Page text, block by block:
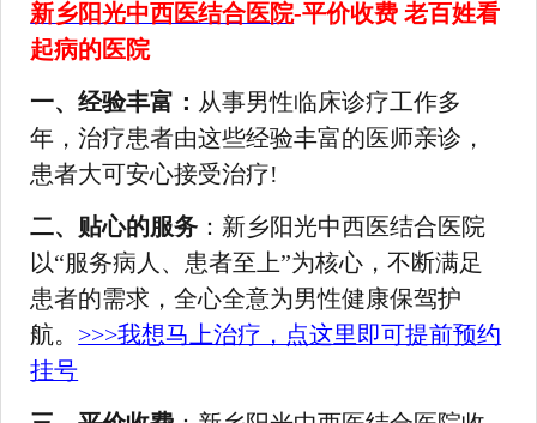
新乡阳光中西医结合医院-平价收费 老百姓看
起病的医院
一、经验丰富： 从事男性临床诊疗工作多
年，治疗患者由这些经验丰富的医师亲诊，
患者大可安心接受治疗!
二、贴心的服务 ：新乡阳光中西医结合医院
以“服务病人、患者至上”为核心，不断满足
患者的需求，全心全意为男性健康保驾护
航。 >>>我想马上治疗，点这里即可提前预约
挂号